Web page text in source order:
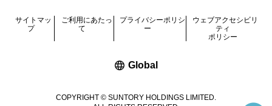
COPYRIGHT © SUNTORY HOLDINGS LIMITED.
サイトマッ
プ
ご利用にあたっ
て
プライバシーポリシ
ー
ウェブアクセシビリ
ティ
ポリシー
Global新しいウィンドウで開く